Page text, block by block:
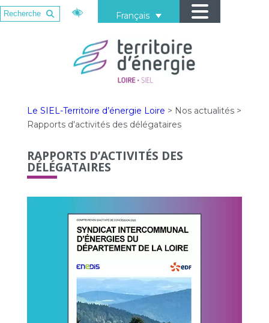
Français
Le SIEL-Territoire d’énergie Loire > Nos actualités>
Rapports d'activités des délégataires
RAPPORTS D’ACTIVITÉS DES
DÉLÉGATAIRES